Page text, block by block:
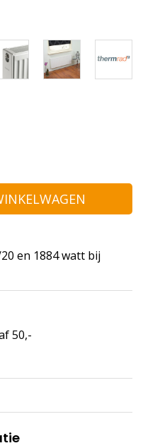
en 1884 watt bij
50,-